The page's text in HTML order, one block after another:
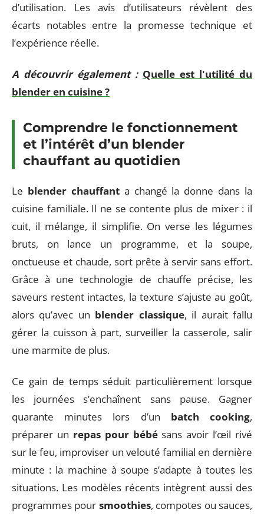
d’utilisation. Les avis d’utilisateurs révèlent des
écarts notables entre la promesse technique et
l’expérience réelle.
A découvrir également : Quelle est l'utilité du
blender en cuisine ?
Comprendre le fonctionnement
et l’intérêt d’un blender
chauffant au quotidien
Le blender chauffanta changé la donne dans la
cuisine familiale. Il ne se contente plus de mixer : il
cuit, il mélange, il simplifie. On verse les légumes
bruts, on lance un programme, et la soupe,
onctueuse et chaude, sort prête à servir sans effort.
Grâce à une technologie de chauffe précise, les
saveurs restent intactes, la texture s’ajuste au goût,
alors qu’avec un blender classique, il aurait fallu
gérer la cuisson à part, surveiller la casserole, salir
une marmite de plus.
Ce gain de temps séduit particulièrement lorsque
les journées s’enchaînent sans pause. Gagner
quarante minutes lors d’un batch cooking,
préparer un repas pour bébésans avoir l’œil rivé
sur le feu, improviser un velouté familial en dernière
minute : la machine à soupe s’adapte à toutes les
situations. Les modèles récents intègrent aussi des
programmes pour smoothies, compotes ou sauces,